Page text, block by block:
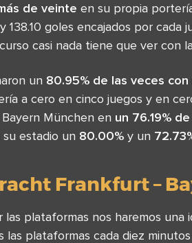
de veinte en su propia
goles encajados por cada
casi nada tiene que ver con
un 80.95% de las veces
a cero en cinco juegos y en
München en un 76.19%
estadio un 80.00% y un
Frankfurt –
plataformas nos haremos una
las plataformas cada diez